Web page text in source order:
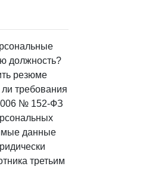
должность?
резюме
требования
№ 152-ФЗ
данные
третьим